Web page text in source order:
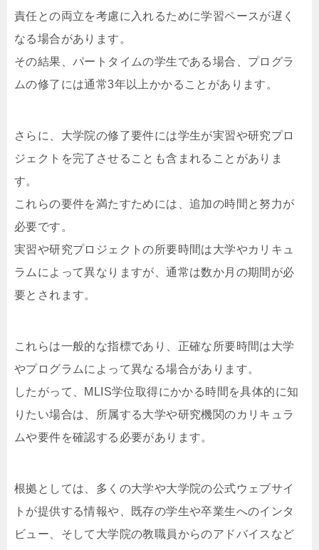
責任との両立を考慮に入れるために学習ペースが遅く
なる場合があります。
その結果、パートタイムの学生である場合、プログラ
ムの修了には通常3年以上かかることがあります。
さらに、大学院の修了要件には学生が実習や研究プロ
ジェクトを完了させることも含まれることがありま
す。
これらの要件を満たすためには、追加の時間と努力が
必要です。
実習や研究プロジェクトの所要時間は大学やカリキュ
ラムによって異なりますが、通常は数か月の期間が必
要とされます。
これらは一般的な指標であり、正確な所要時間は大学
やプログラムによって異なる場合があります。
したがって、MLIS学位取得にかかる時間を具体的に知
りたい場合は、所属する大学や研究機関のカリキュラ
ムや要件を確認する必要があります。
根拠としては、多くの大学や大学院の公式ウェブサイ
トが提供する情報や、既存の学生や卒業生へのインタ
ビュー、そして大学院の教職員からのアドバイスなど